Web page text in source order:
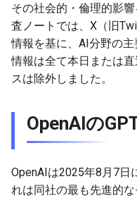
2026-05-14
2026-05-13
2026-05-12
2026-05-11
2026-05-10
2026-05-09
その社会的・倫理的影
査ノートでは、X（旧
情報を基に、AI分野の主
情報は全て本日または
スは除外しました。
OpenAIの
OpenAIは2025年8月7日
れは同社の最も先進的